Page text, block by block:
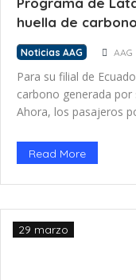
huella de
Noticias AAG AAG
Para su filial de
carbono generada por
Ahora, los pasajeros
programa “1+1:
una invitación a
los […]
Read More
29 marzo